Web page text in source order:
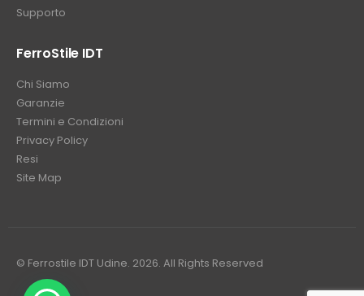
Supporto
FerroStile IDT
Chi Siamo
Garanzie
Termini e Condizioni
Privacy Policy
Resi
Site Map
© Ferrostile IDT Udine. 2026. All Rights Reserved